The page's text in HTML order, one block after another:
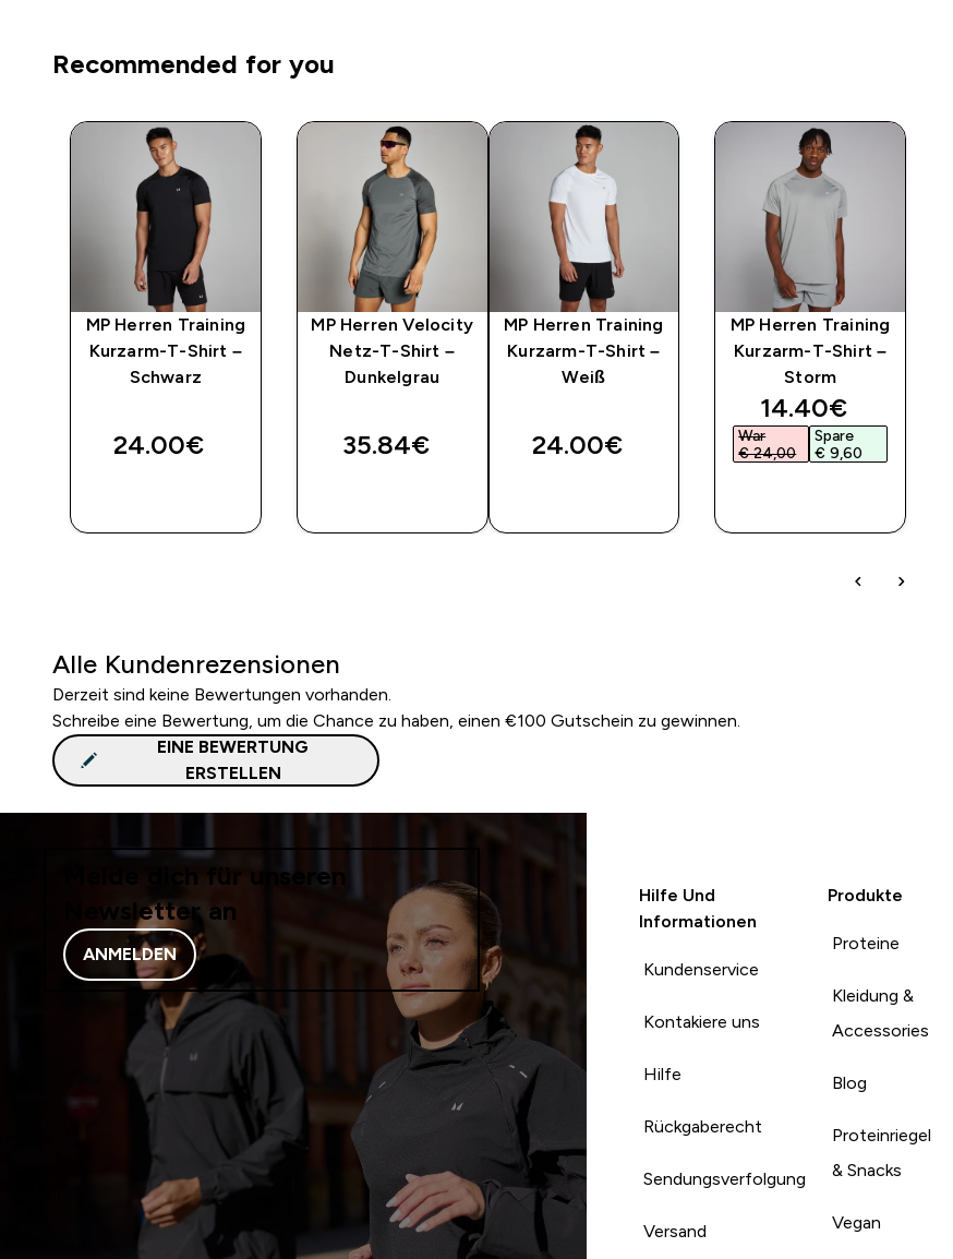
Recommended for you
MP Herren Training
Kurzarm-T-Shirt –
Schwarz
24.00€‎
MP Herren Velocity
Netz-T-Shirt –
Dunkelgrau
35.84€‎
MP Herren Training
Kurzarm-T-Shirt –
Weiß
24.00€‎
MP Herren Training
Kurzarm-T-Shirt –
Storm
discounted price
14.40€‎
War
€ 24,00‎
Spare
€ 9,60‎
Alle Kundenrezensionen
Derzeit sind keine Bewertungen vorhanden.
Schreibe eine Bewertung, um die Chance zu haben, einen €100 Gutschein zu gewinnen.
EINE BEWERTUNG
ERSTELLEN
Melde dich für unseren
Newsletter an
ANMELDEN
Hilfe Und
Informationen
Kundenservice
Kontakiere uns
Hilfe
Rückgaberecht
Sendungsverfolgung
Versand
Produkte
Proteine
Kleidung &
Accessories
Blog
Proteinriegel
& Snacks
Vegan